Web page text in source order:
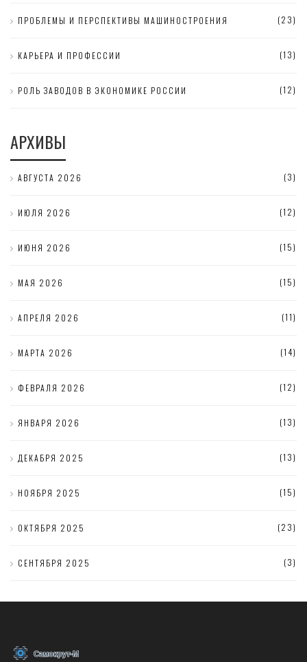
ПРОБЛЕМЫ И ПЕРСПЕКТИВЫ МАШИНОСТРОЕНИЯ (23)
КАРЬЕРА И ПРОФЕССИИ (13)
РОЛЬ ЗАВОДОВ В ЭКОНОМИКЕ РОССИИ (12)
АРХИВЫ
АВГУСТА 2026 (3)
ИЮЛЯ 2026 (12)
ИЮНЯ 2026 (15)
МАЯ 2026 (15)
АПРЕЛЯ 2026 (11)
МАРТА 2026 (14)
ФЕВРАЛЯ 2026 (12)
ЯНВАРЯ 2026 (13)
ДЕКАБРЯ 2025 (13)
НОЯБРЯ 2025 (15)
ОКТЯБРЯ 2025 (23)
СЕНТЯБРЯ 2025 (3)